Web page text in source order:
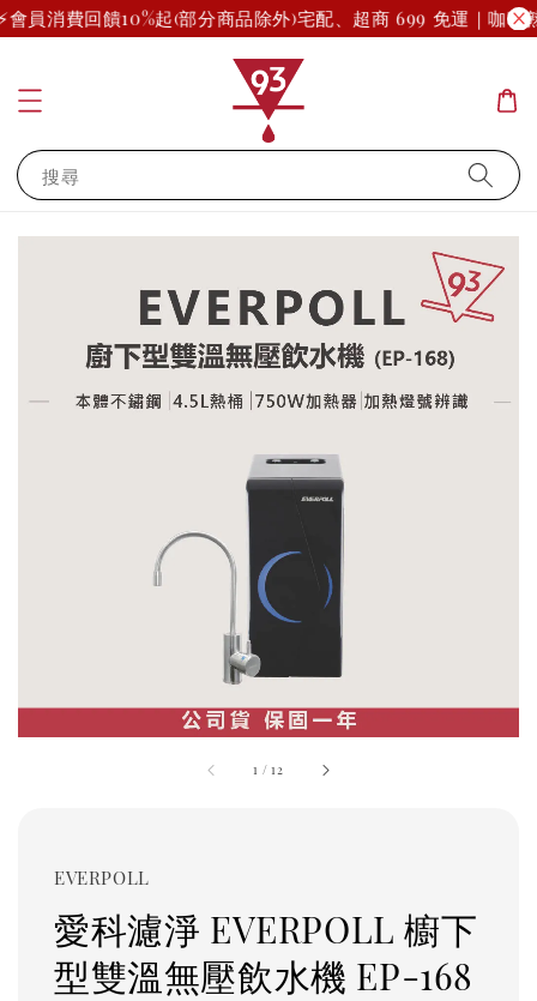
員消費回饋10%起(部分商品除外)宅配、超商 699 免運｜咖啡熟
搜尋
1 /12
EVERPOLL
愛科濾淨 EVERPOLL 櫥下
型雙溫無壓飲水機 EP-168